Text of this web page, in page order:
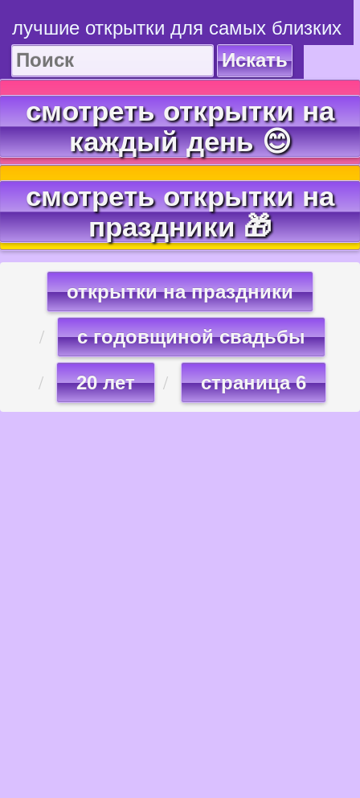
лучшие открытки для самых близких
Искать
смотреть открытки на
каждый день 😊
смотреть открытки на
праздники 🎁
открытки на праздники
с годовщиной свадьбы
20 лет страница 6